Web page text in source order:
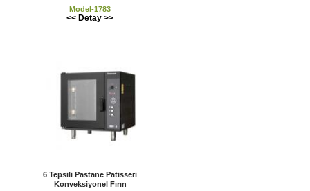
Model-1783
<< Detay >>
6 Tepsili Pastane Patisseri
Konveksiyonel Fırın